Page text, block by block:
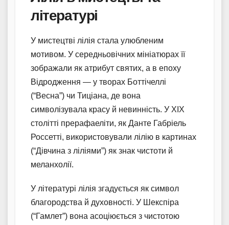
літературі
У мистецтві лілія стала улюбленим
мотивом. У середньовічних мініатюрах її
зображали як атрибут святих, а в епоху
Відродження — у творах Боттічеллі
(“Весна”) чи Тиціана, де вона
символізувала красу й невинність. У XIX
столітті прерафаеліти, як Данте Габріель
Россетті, використовували лілію в картинах
(“Дівчина з ліліями”) як знак чистоти й
меланхолії.
У літературі лілія згадується як символ
благородства й духовності. У Шекспіра
(“Гамлет”) вона асоціюється з чистотою